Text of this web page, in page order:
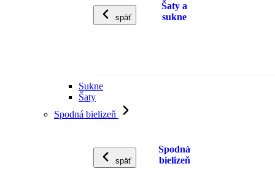
späť
Šaty a
sukne
Sukne
Šaty
Spodná bielizeň
späť
Spodná
bielizeň